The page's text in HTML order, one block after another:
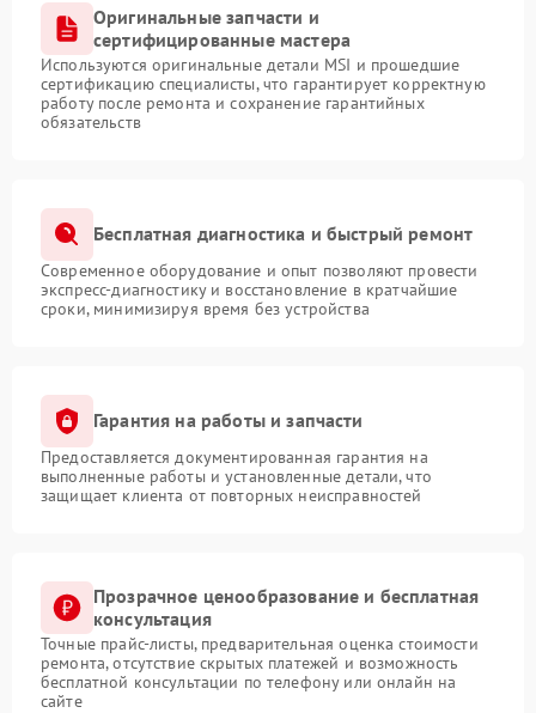
Оригинальные запчасти и
сертифицированные мастера
Используются оригинальные детали MSI и прошедшие
сертификацию специалисты, что гарантирует корректную
работу после ремонта и сохранение гарантийных
обязательств
Бесплатная диагностика и быстрый ремонт
Современное оборудование и опыт позволяют провести
экспресс-диагностику и восстановление в кратчайшие
сроки, минимизируя время без устройства
Гарантия на работы и запчасти
Предоставляется документированная гарантия на
выполненные работы и установленные детали, что
защищает клиента от повторных неисправностей
Прозрачное ценообразование и бесплатная
консультация
Точные прайс-листы, предварительная оценка стоимости
ремонта, отсутствие скрытых платежей и возможность
бесплатной консультации по телефону или онлайн на
сайте